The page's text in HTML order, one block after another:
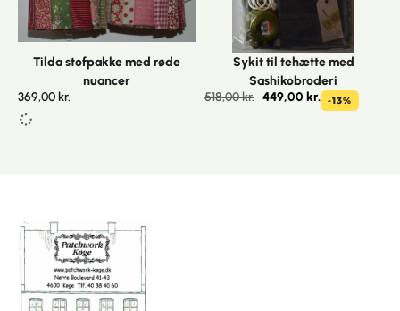
Tilda stofpakke med røde
nuancer
369,00 kr.
Sykit til tehætte med
Sashikobroderi
518,00kr. 449,00 kr. -13%